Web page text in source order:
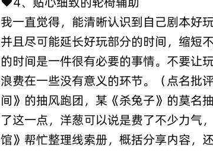
我一直觉得，能清晰认识到自己剧本好玩
并且尽可能延长好玩部分的时间，缩短
的时间是一件很有必要的事情。不要让
浪费在一些没有意义的环节。（点名批
间》的抽风跑团，某《杀兔子》的莫名
了这一点，洋葱可以说是费了不少力气
馆》帮忙整理线索册，概括分享内容，